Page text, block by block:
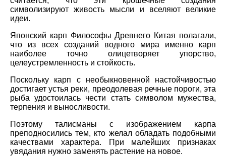
символизируют живость мысли и вселяют великие
идеи.
Японский карп Философы Древнего Китая полагали,
что из всех созданий водного мира именно карп
наиболее точно олицетворяет упорство,
целеустремленность и стойкость.
Поскольку карп с необыкновенной настойчивостью
достигает устья реки, преодолевая речные пороги, эта
рыба удостоилась чести стать символом мужества,
терпения и выносливости.
Поэтому талисманы с изображением карпа
преподносились тем, кто желал обладать подобными
качествами характера. При малейших признаках
увядания нужно заменять растение на новое.